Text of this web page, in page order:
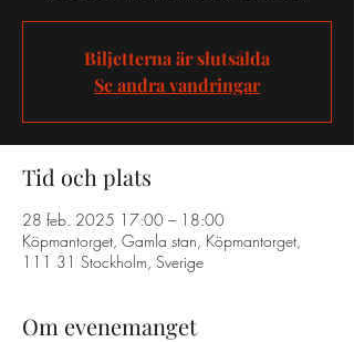
Biljetterna är slutsålda
Se andra vandringar
Tid och plats
28 feb. 2025 17:00 – 18:00
Köpmantorget, Gamla stan, Köpmantorget,
111 31 Stockholm, Sverige
Om evenemanget